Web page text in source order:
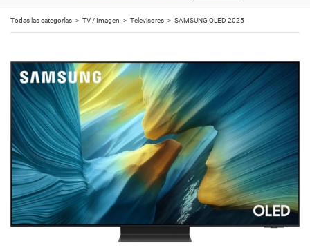
Todas las categorías TV / Imagen Televisores SAMSUNG OLED 2025